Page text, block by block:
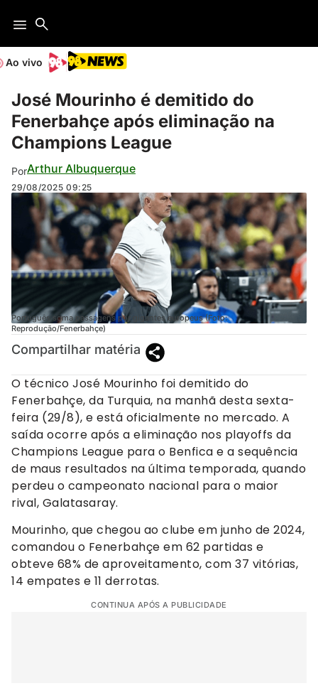
Ao vivo
José Mourinho é demitido do
Fenerbahçe após eliminação na
Champions League
PorArthur Albuquerque
29/08/2025 09:25
Português soma passagens por gigantes europeus (Foto:
Reprodução/Fenerbahçe)
Compartilhar matéria
O técnico José Mourinho foi demitido do
Fenerbahçe, da Turquia, na manhã desta sexta-
feira (29/8), e está oficialmente no mercado. A
saída ocorre após a eliminação nos playoffs da
Champions League para o Benfica e a sequência
de maus resultados na última temporada, quando
perdeu o campeonato nacional para o maior
rival, Galatasaray.
Mourinho, que chegou ao clube em junho de 2024,
comandou o Fenerbahçe em 62 partidas e
obteve 68% de aproveitamento, com 37 vitórias,
14 empates e 11 derrotas.
CONTINUA APÓS A PUBLICIDADE